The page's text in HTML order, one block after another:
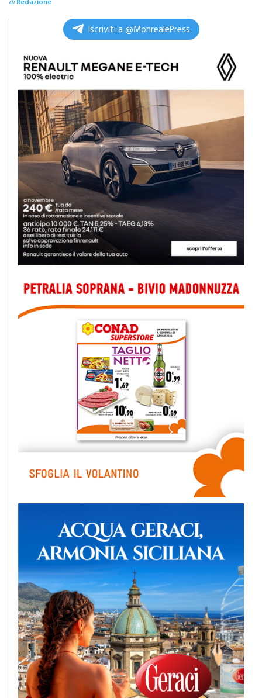
Iscriviti a @MonrealePress